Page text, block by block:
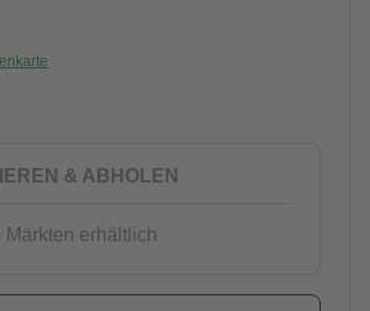
& ABHOLEN
Märkten erhältlich